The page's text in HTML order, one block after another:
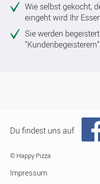
Wie selbst gekocht,
eingeht wird Ihr
Sie werden
Du findest uns auf
© Happy Pizza
Impressum